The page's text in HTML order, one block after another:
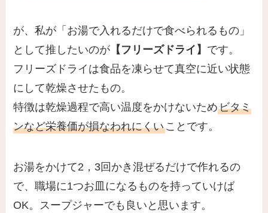
が、私が「お湯で入れるだけで食べられるもの」
として推したいのが 【フリーズドライ】 です。
フリーズドライは食品を凍らせて真空に近い状態
にして乾燥させたもの。
特徴は乾燥過程で高い温度をかけないためビタミ
ンなど栄養価が損なわれにくいことです。
お湯をかけて2，3回かき混ぜるだけで作れるの
で、職場に1つお皿になるものを持っていけば
OK。スープジャーでも良いと思います。